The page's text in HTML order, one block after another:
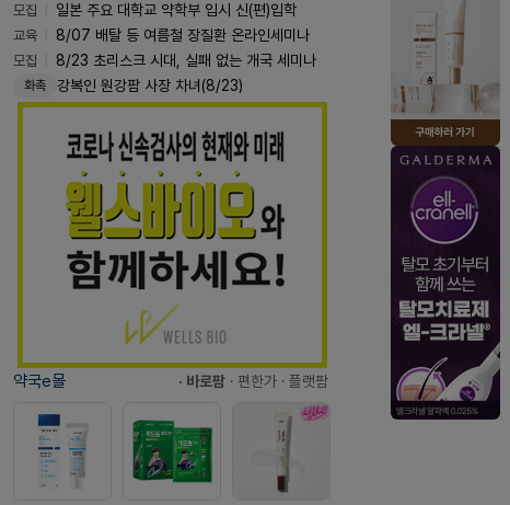
모집
일본 주요 대학교 약학부 입시 신(편)입학
교육
8/07 배탈 등 여름철 장질환 온라인세미나
모집
8/23 초리스크 시대, 실패 없는 개국 세미나
화촉 강복인 원강팜 사장 차녀(8/23)
약국e몰 · 바로팜 · 편한가 · 플랫팜